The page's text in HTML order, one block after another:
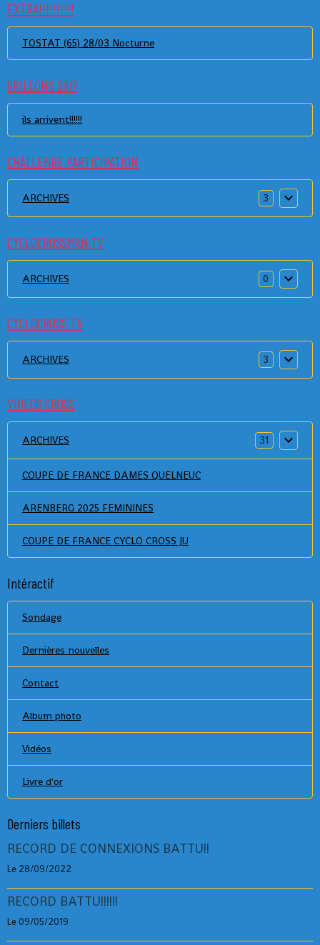
EXTRA!!!!!!!!!!
TOSTAT (65) 28/03 Nocturne
GRILLONS 2017
ils arrivent!!!!!!
CHALLENGE PARTICIPATION
ARCHIVES 3
CYCLOCROSSMAN.TV
ARCHIVES 0
CYCLOCROSS TV
ARCHIVES 3
VIDEOS CROSS
ARCHIVES 31
COUPE DE FRANCE DAMES QUELNEUC
ARENBERG 2025 FEMININES
COUPE DE FRANCE CYCLO CROSS JU
Intéractif
Sondage
Dernières nouvelles
Contact
Album photo
Vidéos
Livre d'or
Derniers billets
RECORD DE CONNEXIONS BATTU!!
Le 28/09/2022
RECORD BATTU!!!!!!
Le 09/05/2019